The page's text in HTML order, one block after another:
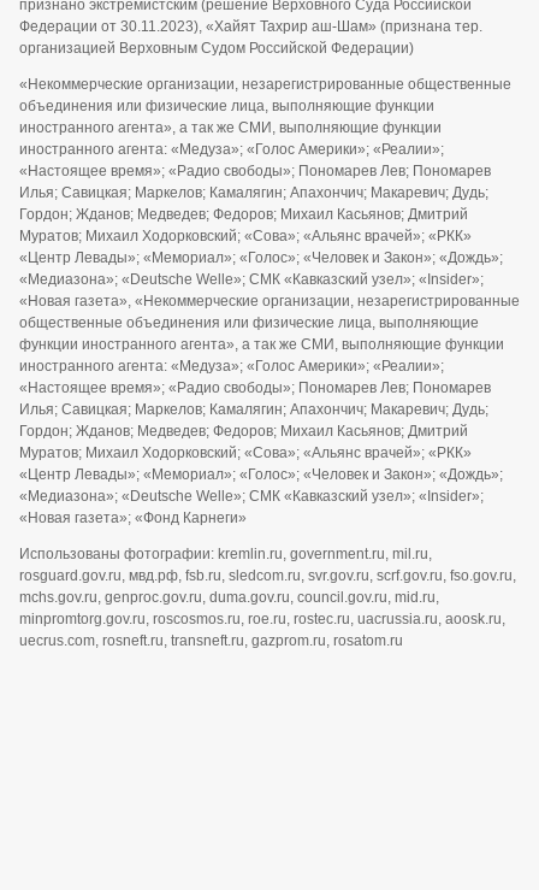
признано экстремистским (решение Верховного Суда Российской
Федерации от 30.11.2023), «Хайят Тахрир аш-Шам» (признана тер.
организацией Верховным Судом Российской Федерации)
«Некоммерческие организации, незарегистрированные общественные
объединения или физические лица, выполняющие функции
иностранного агента», а так же СМИ, выполняющие функции
иностранного агента: «Медуза»; «Голос Америки»; «Реалии»;
«Настоящее время»; «Радио свободы»; Пономарев Лев; Пономарев
Илья; Савицкая; Маркелов; Камалягин; Апахончич; Макаревич; Дудь;
Гордон; Жданов; Медведев; Федоров; Михаил Касьянов; Дмитрий
Муратов; Михаил Ходорковский; «Сова»; «Альянс врачей»; «РКК»
«Центр Левады»; «Мемориал»; «Голос»; «Человек и Закон»; «Дождь»;
«Медиазона»; «Deutsche Welle»; СМК «Кавказский узел»; «Insider»;
«Новая газета», «Некоммерческие организации, незарегистрированные
общественные объединения или физические лица, выполняющие
функции иностранного агента», а так же СМИ, выполняющие функции
иностранного агента: «Медуза»; «Голос Америки»; «Реалии»;
«Настоящее время»; «Радио свободы»; Пономарев Лев; Пономарев
Илья; Савицкая; Маркелов; Камалягин; Апахончич; Макаревич; Дудь;
Гордон; Жданов; Медведев; Федоров; Михаил Касьянов; Дмитрий
Муратов; Михаил Ходорковский; «Сова»; «Альянс врачей»; «РКК»
«Центр Левады»; «Мемориал»; «Голос»; «Человек и Закон»; «Дождь»;
«Медиазона»; «Deutsche Welle»; СМК «Кавказский узел»; «Insider»;
«Новая газета»; «Фонд Карнеги»
Использованы фотографии: kremlin.ru, government.ru, mil.ru,
rosguard.gov.ru, мвд.рф, fsb.ru, sledcom.ru, svr.gov.ru, scrf.gov.ru, fso.gov.ru,
mchs.gov.ru, genproc.gov.ru, duma.gov.ru, council.gov.ru, mid.ru,
minpromtorg.gov.ru, roscosmos.ru, roe.ru, rostec.ru, uacrussia.ru, aoosk.ru,
uecrus.com, rosneft.ru, transneft.ru, gazprom.ru, rosatom.ru